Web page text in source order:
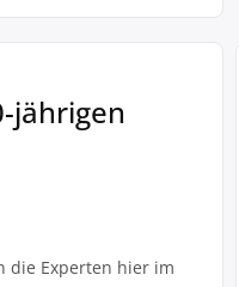
wie kann man […]
jährigen
die Experten hier im